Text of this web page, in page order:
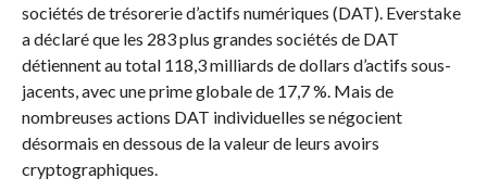
sociétés de trésorerie d’actifs numériques (DAT). Everstake
a déclaré que les 283 plus grandes sociétés de DAT
détiennent au total 118,3 milliards de dollars d’actifs sous-
jacents, avec une prime globale de 17,7 %. Mais de
nombreuses actions DAT individuelles se négocient
désormais en dessous de la valeur de leurs avoirs
cryptographiques.